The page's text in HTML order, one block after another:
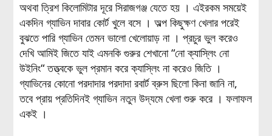
অথবা ত্রিশ কিলোমিটার দূরে সিরাজগঞ্জ যেতে হয় । এইরকম সময়েই
একদিন গ্যাভিন দাবার কোর্ট খুলে বসে । অল্প কিছুক্ষণ খেলার পরেই
বুঝতে পারি গ্যাভিন তেমন ভালো খেলোয়াড় না । প্রচুর ভুল করেও
দেখি আমিই জিতে যাই এমনকি গুরুর শেখানো “নো ক্যাস্লিং নো
উইনিং“ তত্ত্বকে ভুল প্রমান করে ক্যাস্লিং না করেও জিতি ।
গ্যাভিনের কোনো পরদাদার পরদাদা রবার্ট ব্রুস ছিলো কিনা জানি না,
তবে প্রায় প্রতিদিনই গ্যাভিন নতুন উদ্যমে খেলা শুরু করে । ফলাফল
একই ।